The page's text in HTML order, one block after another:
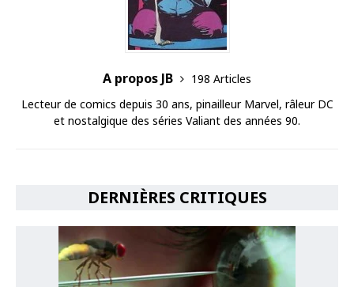
A propos JB
198 Articles
Lecteur de comics depuis 30 ans, pinailleur Marvel, râleur DC
et nostalgique des séries Valiant des années 90.
DERNIÈRES CRITIQUES